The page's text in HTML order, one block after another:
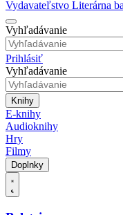
Vyhľadávanie
Prihlásiť
Vyhľadávanie
Knihy
E-knihy
Audioknihy
Hry
Filmy
Doplnky